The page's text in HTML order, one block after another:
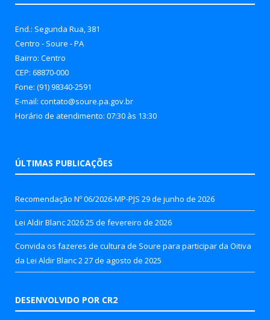
End.: Segunda Rua, 381
Centro - Soure - PA
Bairro: Centro
CEP: 68870-000
Fone: (91) 98340-2591
E-mail: contato@soure.pa.gov.br
Horário de atendimento: 07:30 às 13:30
ÚLTIMAS PUBLICAÇÕES
Recomendação Nº 06/2026-MP-PJS 29 de junho de 2026
Lei Aldir Blanc 202625 de fevereiro de 2026
Convida os fazeres de cultura de Soure para participar da Oitiva
da Lei Aldir Blanc 227 de agosto de 2025
DESENVOLVIDO POR CR2